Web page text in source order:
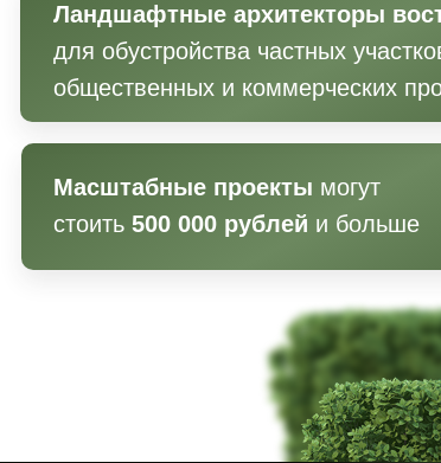
Ландшафтные архитекторы
для обустройства частных
общественных и коммерческих
Масштабные проекты могут
стоить 500 000 рублей и больше